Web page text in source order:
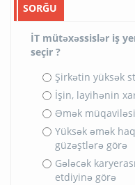
SORĞU
İT mütəxəssislər iş
seçir ?
Şirkətin yüksək
İşin, layihənin
Əmək
Yüksək əmək
güzəştlərə görə
Gələcək
etdiyinə görə